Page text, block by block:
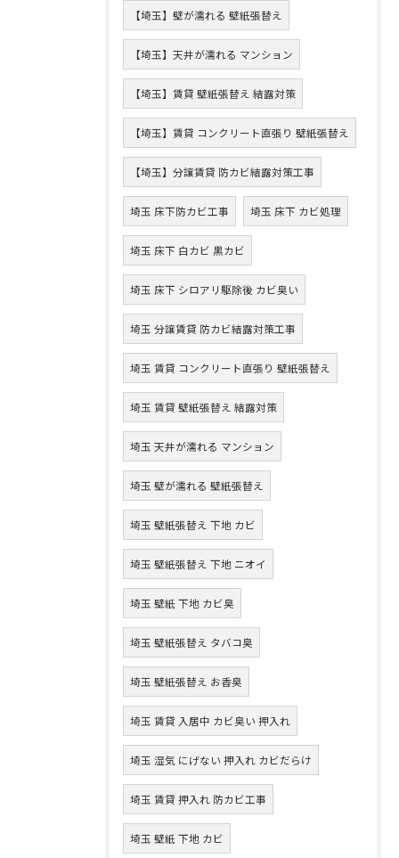
【埼玉】壁が濡れる 壁紙張替え
【埼玉】天井が濡れる マンション
【埼玉】賃貸 壁紙張替え 結露対策
【埼玉】賃貸 コンクリート直張り 壁紙張替え
【埼玉】分譲賃貸 防カビ結露対策工事
埼玉 床下防カビ工事 埼玉 床下 カビ処理
埼玉 床下 白カビ 黒カビ
埼玉 床下 シロアリ駆除後 カビ臭い
埼玉 分譲賃貸 防カビ結露対策工事
埼玉 賃貸 コンクリート直張り 壁紙張替え
埼玉 賃貸 壁紙張替え 結露対策
埼玉 天井が濡れる マンション
埼玉 壁が濡れる 壁紙張替え
埼玉 壁紙張替え 下地 カビ
埼玉 壁紙張替え 下地 ニオイ
埼玉 壁紙 下地 カビ臭
埼玉 壁紙張替え タバコ臭
埼玉 壁紙張替え お香臭
埼玉 賃貸 入居中 カビ臭い 押入れ
埼玉 湿気 にげない 押入れ カビだらけ
埼玉 賃貸 押入れ 防カビ工事
埼玉 壁紙 下地 カビ